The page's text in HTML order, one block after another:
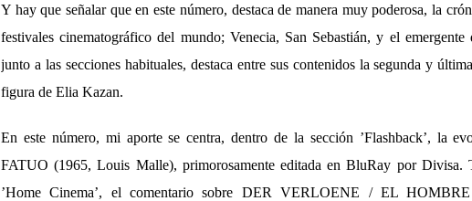
Y hay que señalar que en este número, destaca de manera muy poderosa, la
festivales cinematográfico del mundo; Venecia, San Sebastián, y el
junto a las secciones habituales, destaca entre sus contenidos la segunda y
figura de Elia Kazan.
En este número, mi aporte se centra, dentro de la sección ’Flashback’, la
FATUO (1965, Louis Malle), primorosamente editada en BluRay por Divisa.
’Home Cinema’, el comentario sobre DER VERLOENE / EL